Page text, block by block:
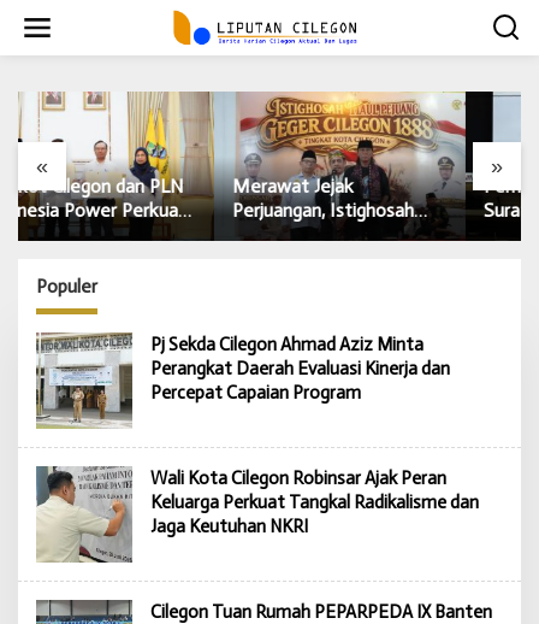
w
« »
Merawat Jejak
Perjuangan, Istighosah
Haul Geger Cilegon 1888
Semangat Kebangsaan
Pemkot Cilegon Terbitkan
Surat Edaran Gerakan
Tanam Cabai untuk
Populer
Pj Sekda Cilegon Ahmad Aziz Minta
Perangkat Daerah Evaluasi Kinerja dan
Percepat Capaian Program
Wali Kota Cilegon Robinsar Ajak Peran
Keluarga Perkuat Tangkal Radikalisme dan
Jaga Keutuhan NKRI
Cilegon Tuan Rumah PEPARPEDA IX Banten